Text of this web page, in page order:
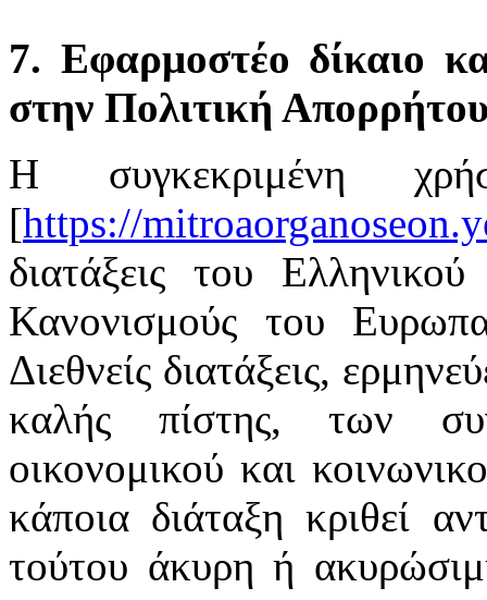
7. Εφαρμοστέο δίκαιο
στην Πολιτική
Η συγκεκριμένη
[https://
διατάξεις του
Κανονισμούς του
Διεθνείς διατάξεις,
καλής πίστης, των
οικονομικού και
κάποια διάταξη κριθεί
τούτου άκυρη ή